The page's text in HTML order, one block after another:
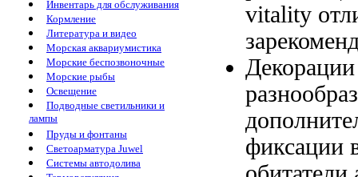
Инвентарь для обслуживания
Кормление
Литература и видео
Морская аквариумистика
Морские беспозвоночные
Морские рыбы
Освещение
Подводные светильники и
лампы
Пруды и фонтаны
Светоарматура Juwel
Системы автодолива
vitality
фиксации